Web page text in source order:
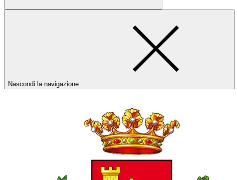
Nascondi la navigazione